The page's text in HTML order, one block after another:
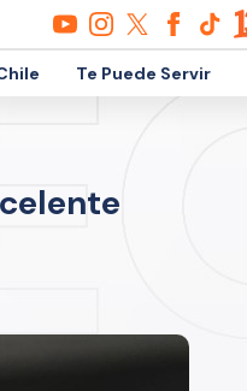
Te Puede Servir